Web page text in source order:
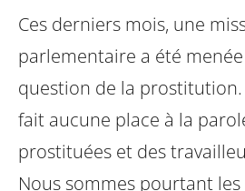
Ces derniers mois, une
parlementaire a été
question de la prostitution.
fait aucune place à la
prostituées et des
Nous sommes pourtant